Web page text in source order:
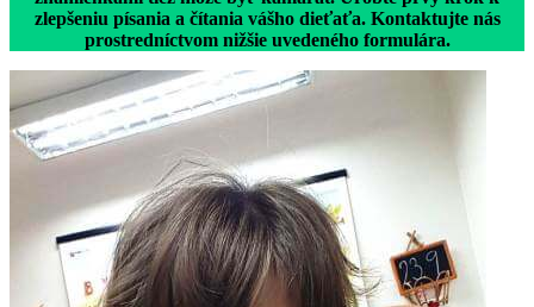
zlepšeniu písania a čítania vášho dieťaťa. Kontaktujte nás
prostredníctvom nižšie uvedeného formulára.